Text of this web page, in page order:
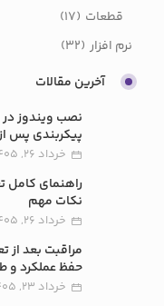
قطعات (17)
نرم افزار (32)
آخرین مقالات
نصب ویندوز
پیکربندی پس
خرداد 26, 1405
راهنمای کامل
نکات مهم
خرداد 26, 1405
مراقبت بعد از
حفظ عملکرد و
خرداد 23, 1405